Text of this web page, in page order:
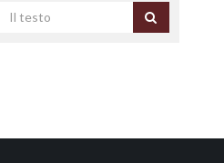
Cerca